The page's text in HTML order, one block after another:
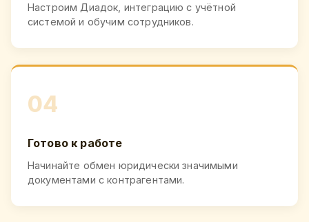
Настроим Диадок, интеграцию с учётной
системой и обучим сотрудников.
04
Готово к работе
Начинайте обмен юридически значимыми
документами с контрагентами.